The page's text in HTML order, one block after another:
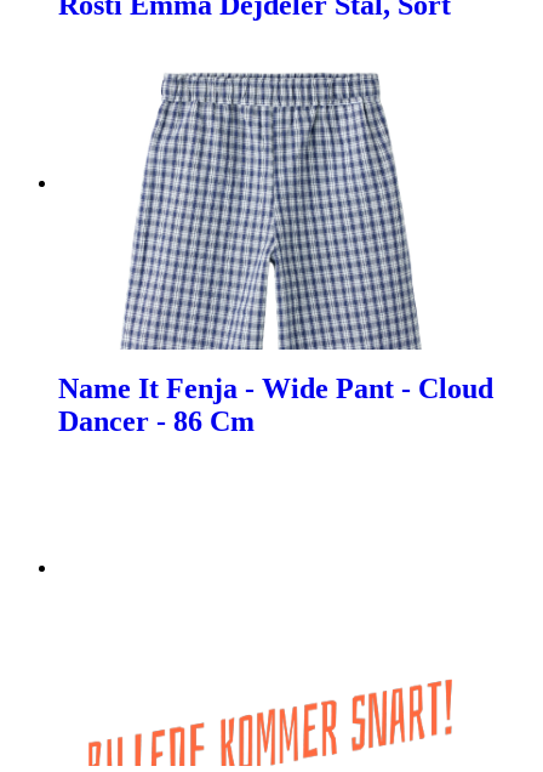
Name It Fenja - Wide Pant - Cloud
Dancer - 86 Cm